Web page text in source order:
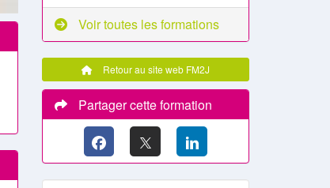
Voir toutes les formations
Retour au site web FM2J
Partager cette formation